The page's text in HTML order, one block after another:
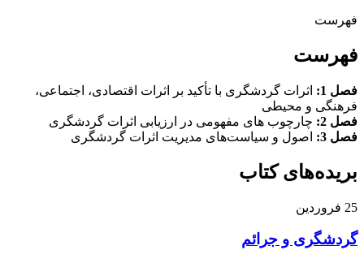
فهرست
فهرست
فصل 1:
اثرات گردشگری با تأکید بر اثرات اقتصادی، اجتماعی،
فرهنگی و محیطی
فصل 2:
چارچوب های مفهومی در ارزیابی اثرات گردشگری
فصل 3:
اصول و سیاست‌های مدیریت اثرات گردشگری
بریده‌های کتاب
25 فروردین
گردشگری و جرائم